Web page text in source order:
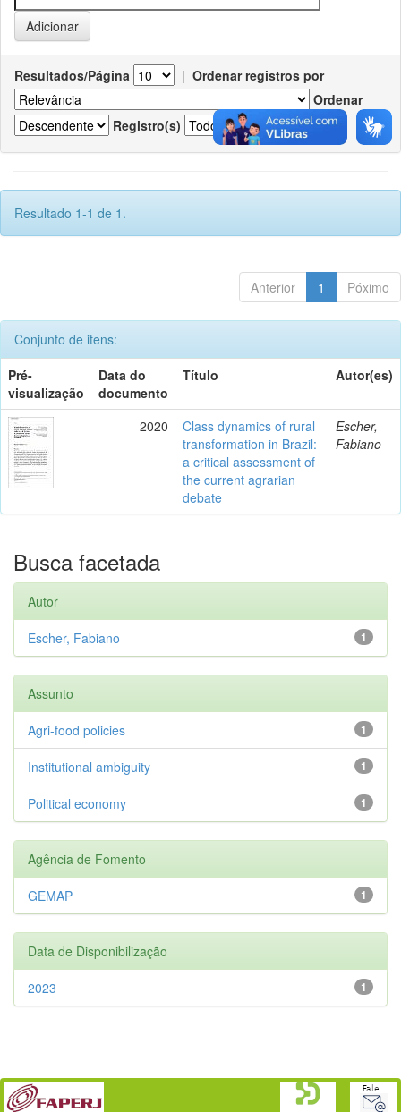
Resultados/Página | Ordenar registros por
Ordenar
Registro(s)
Resultado 1-1 de 1.
Anterior 1 Póximo
Conjunto de itens:
Pré-
visualização
Data do
documento
Título Autor(es)
2020
Class dynamics of rural
transformation in Brazil:
a critical assessment of
the current agrarian
debate
Escher,
Fabiano
Busca facetada
Autor
1
Escher, Fabiano
Assunto
1
Agri-food policies
1
Institutional ambiguity
1
Political economy
Agência de Fomento
1
GEMAP
Data de Disponibilização
1
2023